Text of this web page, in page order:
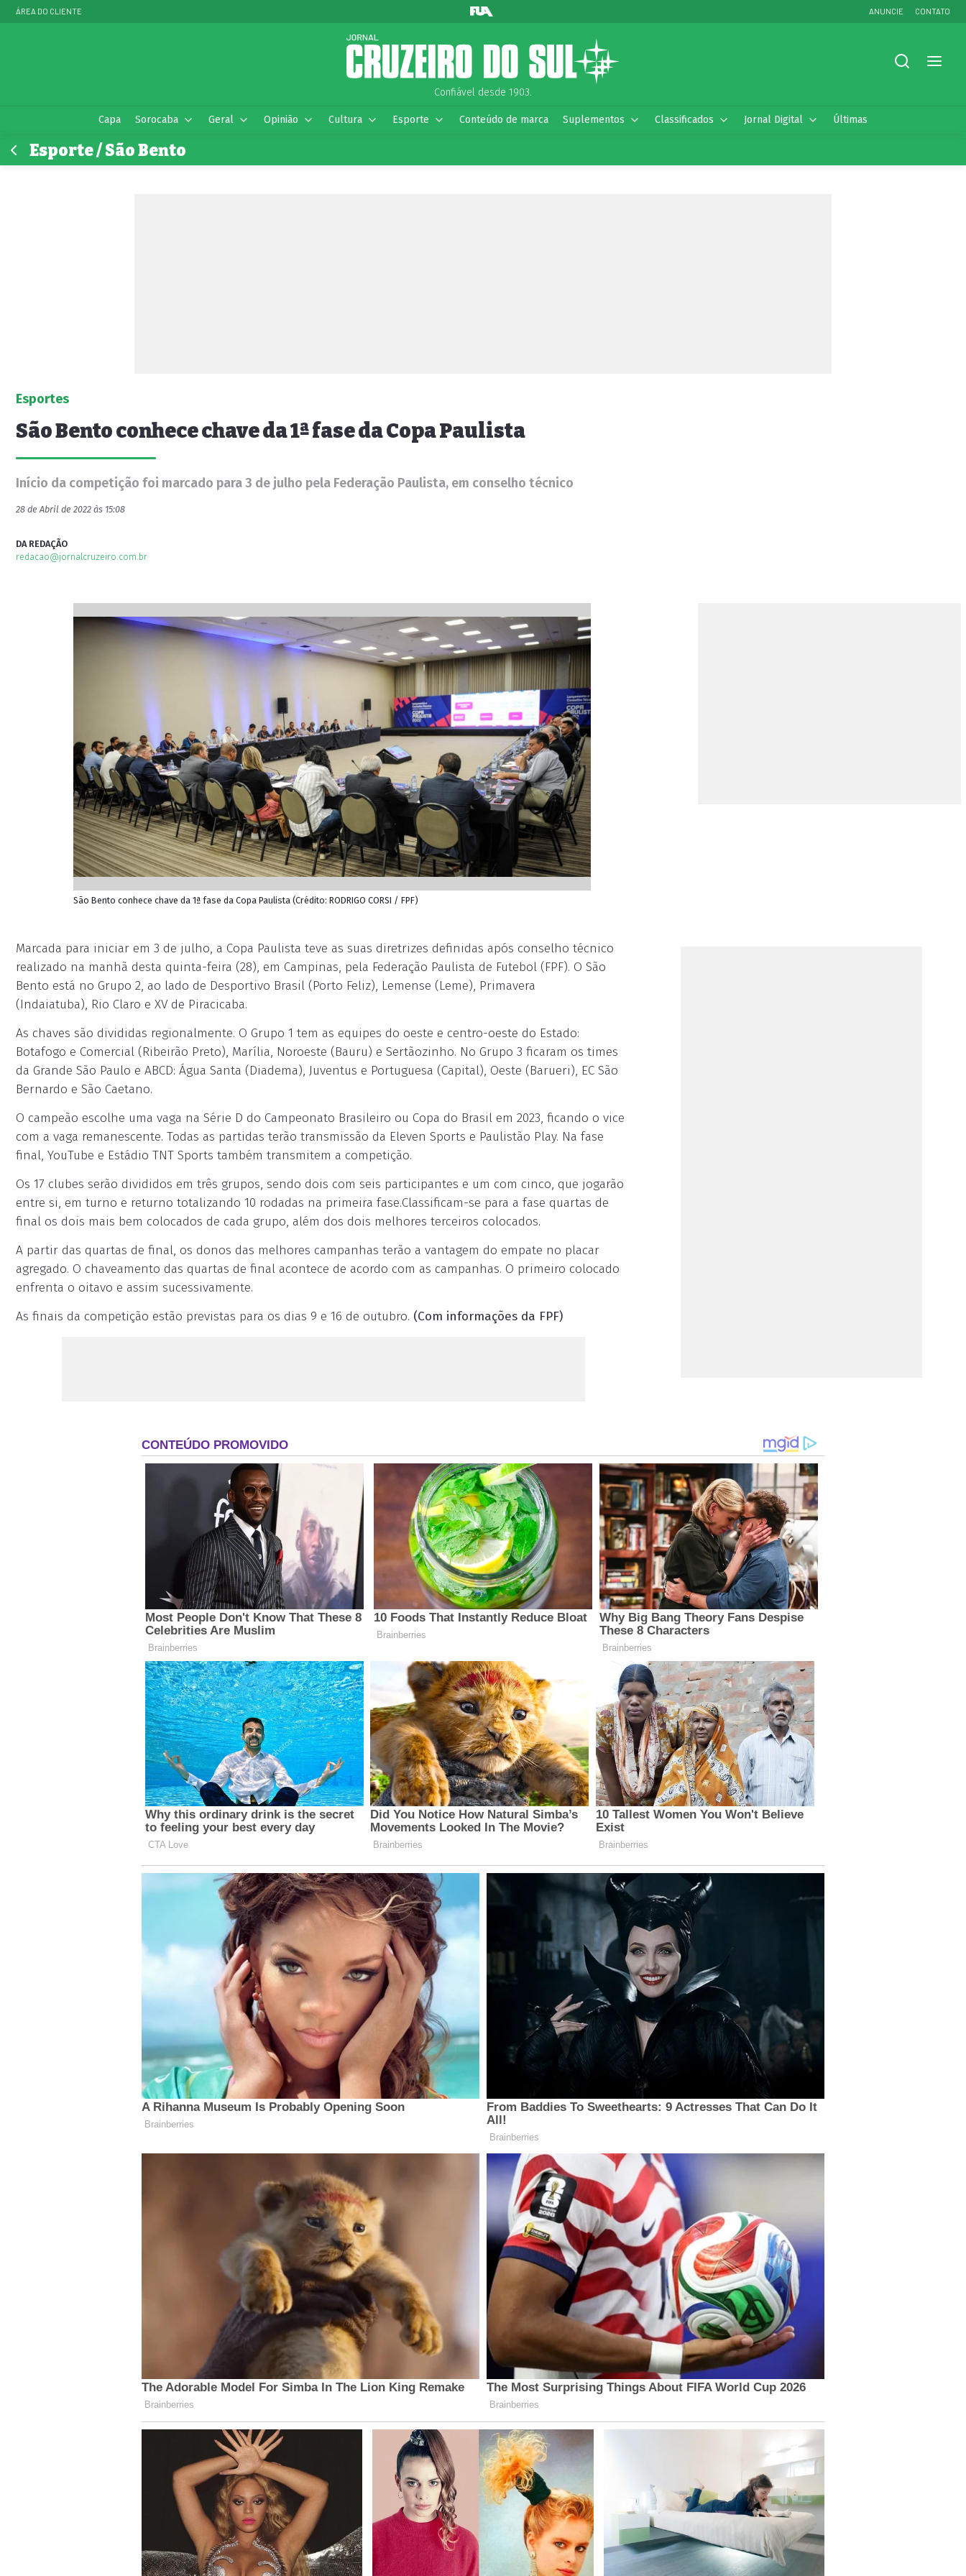
ÁREA DO CLIENTE ANUNCIE CONTATO
Confiável desde 1903.
Capa Sorocaba Geral Opinião Cultura Esporte Conteúdo de marca Suplementos Classificados Jornal Digital Últimas
Esporte / São Bento
Esportes
São Bento conhece chave da 1ª fase da Copa Paulista
Início da competição foi marcado para 3 de julho pela Federação Paulista, em conselho técnico
28 de Abril de 2022 às 15:08
DA REDAÇÃO
redacao@jornalcruzeiro.com.br
São Bento conhece chave da 1ª fase da Copa Paulista (Crédito: RODRIGO CORSI / FPF)
Marcada para iniciar em 3 de julho, a Copa Paulista teve as suas diretrizes definidas após conselho técnico
realizado na manhã desta quinta-feira (28), em Campinas, pela Federação Paulista de Futebol (FPF). O São
Bento está no Grupo 2, ao lado de Desportivo Brasil (Porto Feliz), Lemense (Leme), Primavera
(Indaiatuba), Rio Claro e XV de Piracicaba.
As chaves são divididas regionalmente. O Grupo 1 tem as equipes do oeste e centro-oeste do Estado:
Botafogo e Comercial (Ribeirão Preto), Marília, Noroeste (Bauru) e Sertãozinho. No Grupo 3 ficaram os times
da Grande São Paulo e ABCD: Água Santa (Diadema), Juventus e Portuguesa (Capital), Oeste (Barueri), EC São
Bernardo e São Caetano.
O campeão escolhe uma vaga na Série D do Campeonato Brasileiro ou Copa do Brasil em 2023, ficando o vice
com a vaga remanescente. Todas as partidas terão transmissão da Eleven Sports e Paulistão Play. Na fase
final, YouTube e Estádio TNT Sports também transmitem a competição.
Os 17 clubes serão divididos em três grupos, sendo dois com seis participantes e um com cinco, que jogarão
entre si, em turno e returno totalizando 10 rodadas na primeira fase.Classificam-se para a fase quartas de
final os dois mais bem colocados de cada grupo, além dos dois melhores terceiros colocados.
A partir das quartas de final, os donos das melhores campanhas terão a vantagem do empate no placar
agregado. O chaveamento das quartas de final acontece de acordo com as campanhas. O primeiro colocado
enfrenta o oitavo e assim sucessivamente.
As finais da competição estão previstas para os dias 9 e 16 de outubro. (Com informações da FPF)